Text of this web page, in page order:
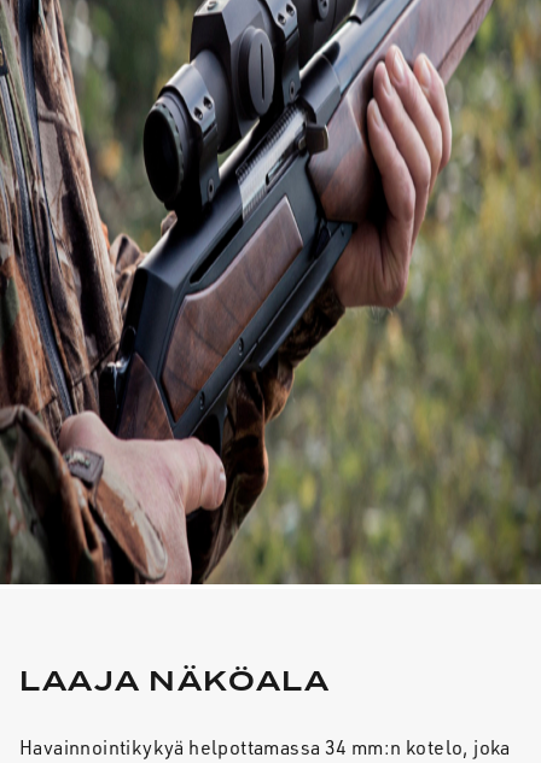
LAAJA NÄKÖALA
Havainnointikykyä helpottamassa 34 mm:n kotelo, joka